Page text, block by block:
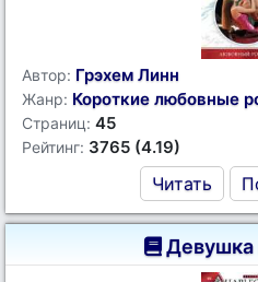
Автор: Грэхем Линн
Жанр: Короткие любовные
Страниц: 45
Рейтинг: 3765 (4.19)
Читать
Девушка